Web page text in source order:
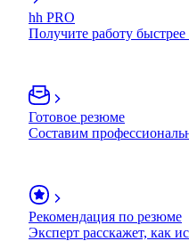
hh PRO
Получите работу
Готовое резюме
Составим
Рекомендация по резюме
Эксперт расскажет, как